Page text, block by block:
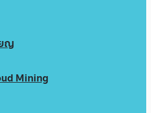
ญ
Mining